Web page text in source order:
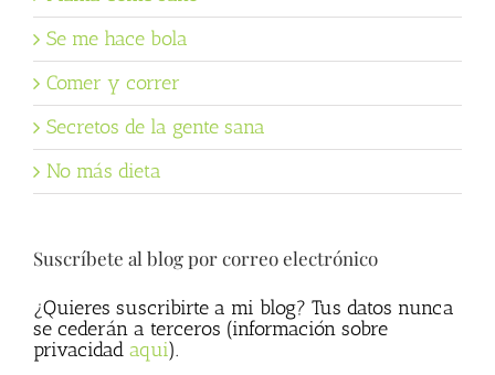
Se me hace bola
Comer y correr
Secretos de la gente sana
No más dieta
Suscríbete al blog por correo electrónico
¿Quieres suscribirte a mi blog? Tus datos nunca
se cederán a terceros (información sobre
privacidad aqui).